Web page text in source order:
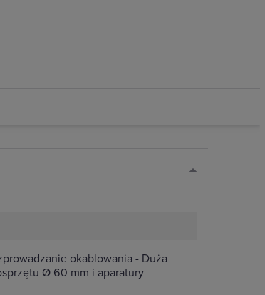
okablowania - Duża
Ø 60 mm i aparatury